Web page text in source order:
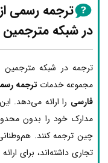
ترجمه رسمی
در شبکه مترجمین
ترجمه در شبکه
مجموعه خدمات ترجمه
فارسی را ارائه می‌دهد.
مدارک خود را بدون
چین ترجمه کنند.
تجاری داشته‌اند، برای